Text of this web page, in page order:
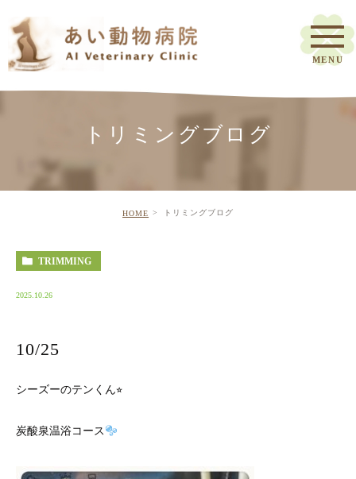
トリミングブログ
HOME トリミングブログ
TRIMMING
2025.10.26
10/25
シーズーのテンくん⭐︎
炭酸泉温浴コース